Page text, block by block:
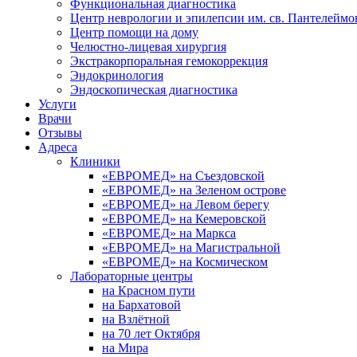
Функциональная диагностика
Центр неврологии и эпилепсии им. св.
Центр помощи на дому
Челюстно-лицевая хирургия
Экстракорпоральная гемокоррекция
Эндокринология
Эндоскопическая диагностика
Услуги
Врачи
Отзывы
Адреса
Клиники
«ЕВРОМЕД» на Съездовской
«ЕВРОМЕД» на Зеленом острове
«ЕВРОМЕД» на Левом берегу
«ЕВРОМЕД» на Кемеровской
«ЕВРОМЕД» на Маркса
«ЕВРОМЕД» на Магистральной
«ЕВРОМЕД» на Космическом
Лабораторные центры
на Красном пути
на Бархатовой
на Взлётной
на 70 лет Октября
на Мира